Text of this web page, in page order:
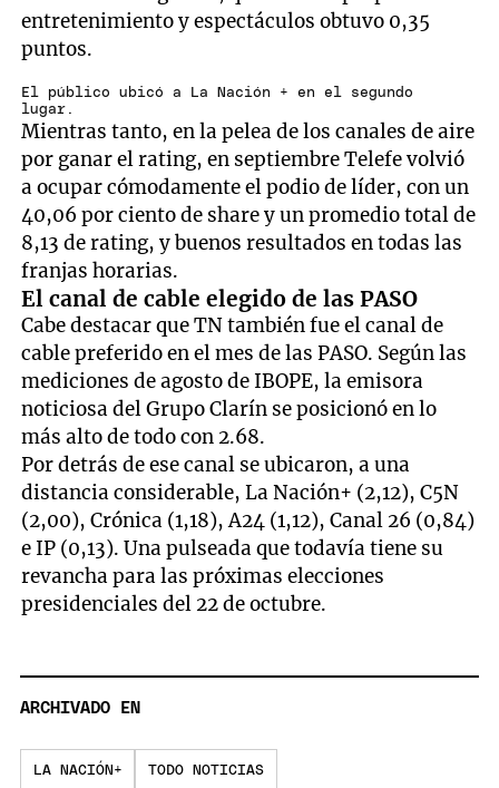
entretenimiento y espectáculos obtuvo 0,35
puntos.
El público ubicó a La Nación + en el segundo
lugar.
Mientras tanto, en la pelea de los canales de aire
por ganar el rating, en septiembre Telefe volvió
a ocupar cómodamente el podio de líder, con un
40,06 por ciento de share y un promedio total de
8,13 de rating, y buenos resultados en todas las
franjas horarias.
El canal de cable elegido de las PASO
Cabe destacar que TN también fue el canal de
cable preferido en el mes de las PASO. Según las
mediciones de agosto de IBOPE, la emisora
noticiosa del Grupo Clarín se posicionó en lo
más alto de todo con 2.68.
Por detrás de ese canal se ubicaron, a una
distancia considerable, La Nación+ (2,12), C5N
(2,00), Crónica (1,18), A24 (1,12), Canal 26 (0,84)
e IP (0,13). Una pulseada que todavía tiene su
revancha para las próximas elecciones
presidenciales del 22 de octubre.
ARCHIVADO EN
LA NACIÓN+ TODO NOTICIAS